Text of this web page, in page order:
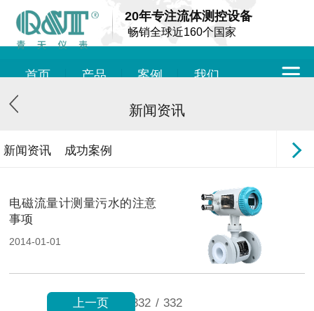
20年专注流体测控设备
畅销全球近160个国家
首页 产品 案例 我们
新闻资讯
新闻资讯 成功案例
电磁流量计测量污水的注意
事项
2014-01-01
332 / 332
上一页